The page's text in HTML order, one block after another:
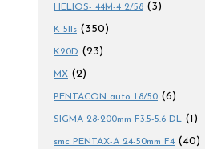
HELIOS- 44M-4 2/58 (3)
K-5IIs (350)
K20D (23)
MX (2)
PENTACON auto 1.8/50 (6)
SIGMA 28-200mm F3.5-5.6 DL (1)
smc PENTAX-A 24-50mm F4 (40)